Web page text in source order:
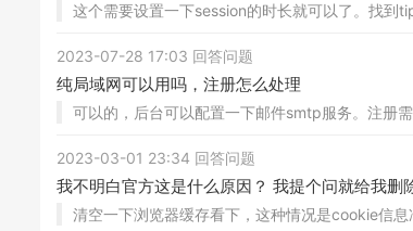
这个需要设置一下session的时长就可以了。找到
2023-07-28 17:03 回答问题
纯局域网可以用吗，注册怎么处理
可以的，后台可以配置一下邮件smtp服务。注册
2023-03-01 23:34 回答问题
我不明白官方这是什么原因？ 我提个问就给我删
清空一下浏览器缓存看下，这种情况是cookie信息